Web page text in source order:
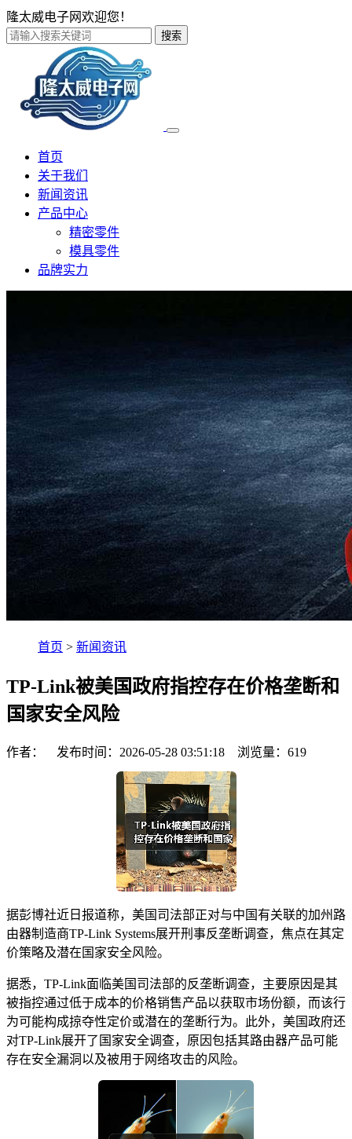
隆太威电子网欢迎您！
搜索
首页
关于我们
新闻资讯
产品中心
精密零件
模具零件
品牌实力
首页 > 新闻资讯
TP-Link被美国政府指控存在价格垄断和
国家安全风险
作者： 发布时间：2026-05-28 03:51:18 浏览量： 619
据彭博社近日报道称，美国司法部正对与中国有关联的加州路
由器制造商TP-Link Systems展开刑事反垄断调查，焦点在其定
价策略及潜在国家安全风险。
据悉，TP-Link面临美国司法部的反垄断调查，主要原因是其
被指控通过低于成本的价格销售产品以获取市场份额，而该行
为可能构成掠夺性定价或潜在的垄断行为。此外，美国政府还
对TP-Link展开了国家安全调查，原因包括其路由器产品可能
存在安全漏洞以及被用于网络攻击的风险。